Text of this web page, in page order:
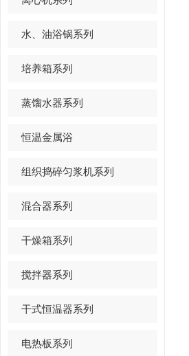
水、油浴锅系列
培养箱系列
蒸馏水器系列
恒温金属浴
组织捣碎匀浆机系列
混合器系列
干燥箱系列
搅拌器系列
干式恒温器系列
电热板系列